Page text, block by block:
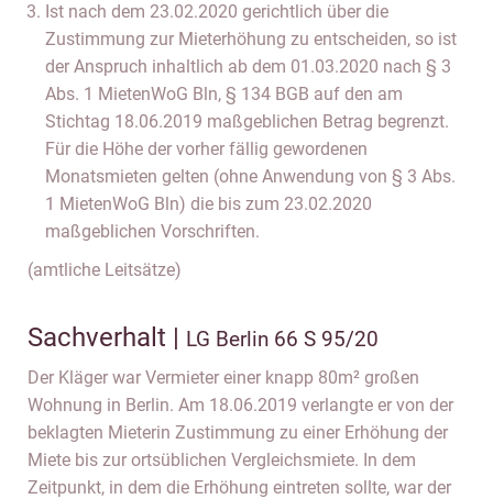
Ist nach dem 23.02.2020 gerichtlich über die
Zustimmung zur Mieterhöhung zu entscheiden, so ist
der Anspruch inhaltlich ab dem 01.03.2020 nach § 3
Abs. 1 MietenWoG Bln, § 134 BGB auf den am
Stichtag 18.06.2019 maßgeblichen Betrag begrenzt.
Für die Höhe der vorher fällig gewordenen
Monatsmieten gelten (ohne Anwendung von § 3 Abs.
1 MietenWoG Bln) die bis zum 23.02.2020
maßgeblichen Vorschriften.
(amtliche Leitsätze)
Sachverhalt | LG Berlin 66 S 95/20
Der Kläger war Vermieter einer knapp 80m² großen
Wohnung in Berlin. Am 18.06.2019 verlangte er von der
beklagten Mieterin Zustimmung zu einer Erhöhung der
Miete bis zur ortsüblichen Vergleichsmiete. In dem
Zeitpunkt, in dem die Erhöhung eintreten sollte, war der